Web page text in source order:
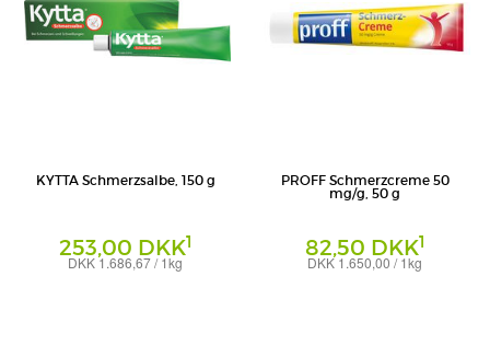
KYTTA Schmerzsalbe, 150 g
253,00 DKK1
DKK 1.686,67 / 1kg
PROFF Schmerzcreme 50
mg/g, 50 g
82,50 DKK1
DKK 1.650,00 / 1kg